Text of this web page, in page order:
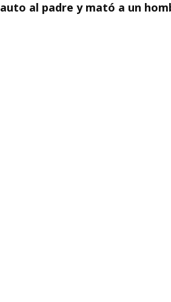
auto al padre y mató a un